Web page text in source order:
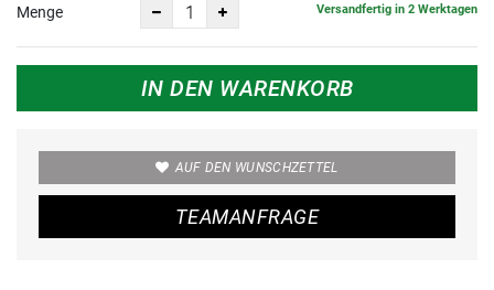
Menge Versandfertig in 2 Werktagen
IN DEN WARENKORB
AUF DEN WUNSCHZETTEL
TEAMANFRAGE